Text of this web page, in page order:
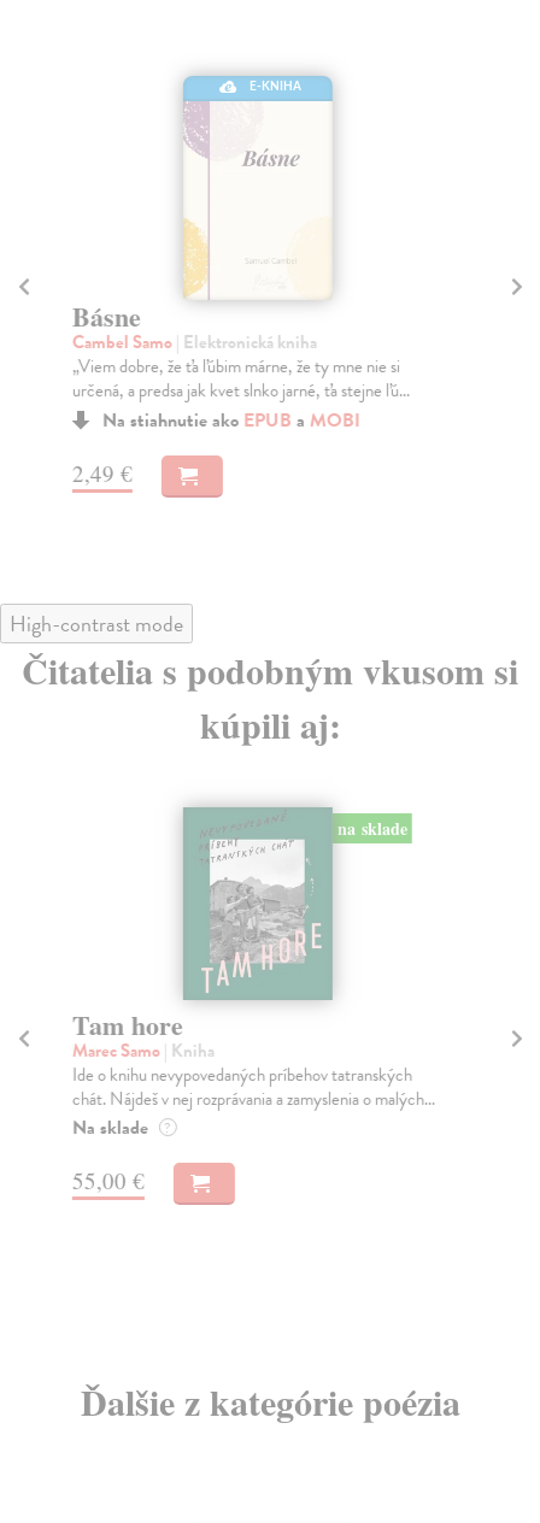
E-KNIHA
Básne
Cambel Samo| Elektronická kniha
„Viem dobre, že ťa ľúbim márne, že ty mne nie si
určená, a predsa jak kvet slnko jarné, ťa stejne ľú...
Na stiahnutie ako EPUB a MOBI
2,49 €
High-contrast mode
Čitatelia s podobným vkusom si
kúpili aj:
na sklade
Tam hore
Marec Samo| Kniha
Ide o knihu nevypovedaných príbehov tatranských
chát. Nájdeš v nej rozprávania a zamyslenia o malých...
Na sklade ?
55,00 €
Ďalšie z kategórie poézia